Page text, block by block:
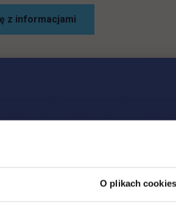
O plikach cookies
z informacjami